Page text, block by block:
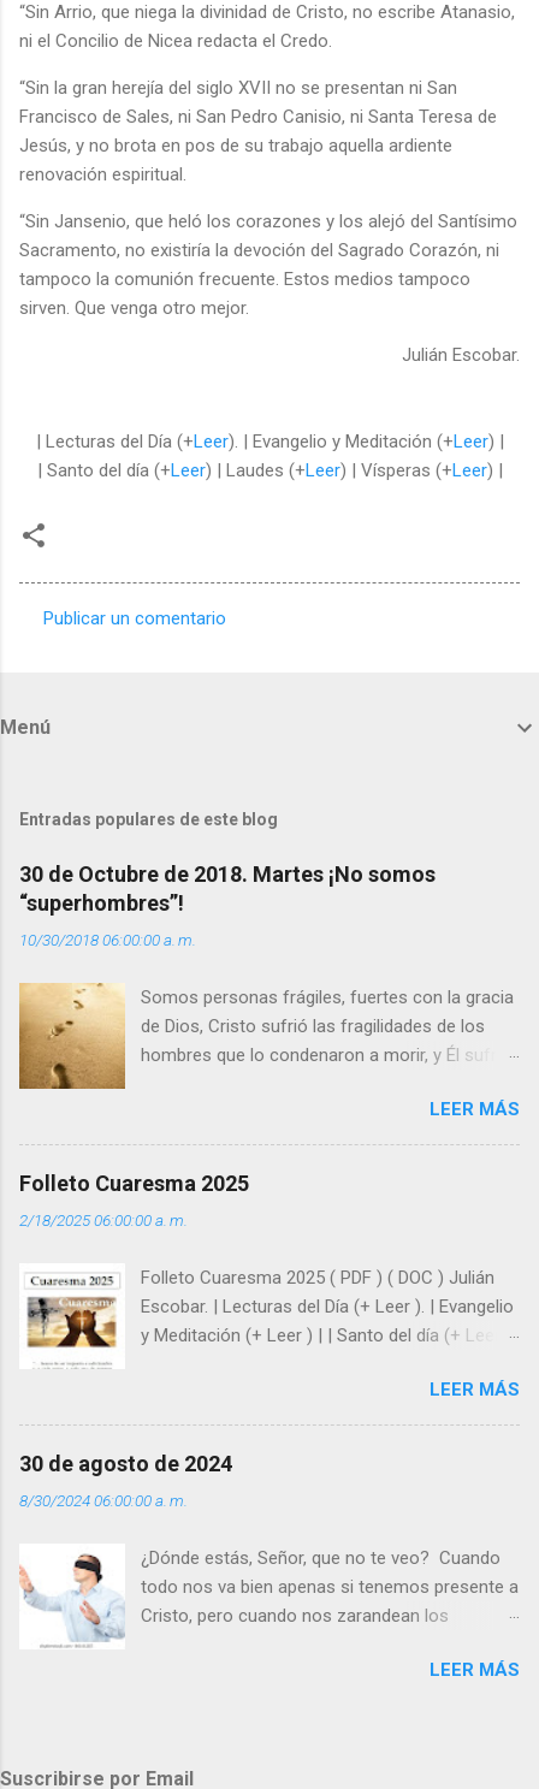
“Sin Arrio, que niega la divinidad de Cristo, no escribe Atanasio,
ni el Concilio de Nicea redacta el Credo.
“Sin la gran herejía del siglo XVII no se presentan ni San
Francisco de Sales, ni San Pedro Canisio, ni Santa Teresa de
Jesús, y no brota en pos de su trabajo aquella ardiente
renovación espiritual.
“Sin Jansenio, que heló los corazones y los alejó del Santísimo
Sacramento, no existiría la devoción del Sagrado Corazón, ni
tampoco la comunión frecuente. Estos medios tampoco
sirven. Que venga otro mejor.
Julián Escobar.
| Lecturas del Día (+Leer). | Evangelio y Meditación (+Leer) |
| Santo del día (+Leer) | Laudes (+Leer) | Vísperas (+Leer) |
t
r
i
o
s
Publicar un comentario
Menú
Entradas populares de este blog
30 de Octubre de 2018. Martes ¡No somos
“superhombres”!
10/30/2018 06:00:00 a. m.
Somos personas frágiles, fuertes con la gracia
de Dios, Cristo sufrió las fragilidades de los
hombres que lo condenaron a morir, y Él sufrió
enseña Jesucristo? Que, si seguimos sus
huellas, sin ser superhombres, podemos
afrontar las adversidades con la fuerza y la luz
siempre está pendiente de nosotros. Amar es
y protegidos por nosotros. “ Señor, soy un
árbol sin frutos, pero tú me das la savia para
que al menos mis ramas y hojas den sombra
super hombre? - ¿Superas tu fragilidad con la
gracia de Dios? Julián Escobar. | Lecturas del
Día (+ Leer ). | Evangelio y Meditación (+ Leer ) |
LEER MÁS
Folleto Cuaresma 2025
2/18/2025 06:00:00 a. m.
Folleto Cuaresma 2025 ( PDF ) ( DOC ) Julián
Escobar. | Lecturas del Día (+ Leer ). | Evangelio
y Meditación (+ Leer ) | | Santo del día (+ Leer )
LEER MÁS
30 de agosto de 2024
8/30/2024 06:00:00 a. m.
¿Dónde estás, Señor, que no te veo? Cuando
todo nos va bien apenas si tenemos presente a
Cristo, pero cuando nos zarandean los
“¿Dónde estás, Señor, que no te veo, que me
LEER MÁS
Suscribirse por Email